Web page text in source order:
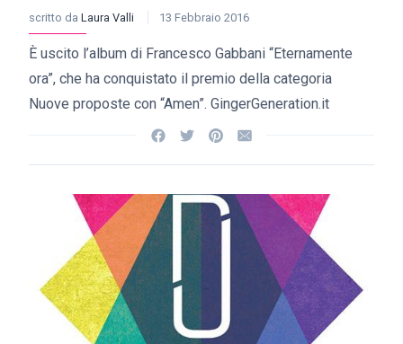
scritto da Laura Valli 13 Febbraio 2016
È uscito l’album di Francesco Gabbani “Eternamente
ora”, che ha conquistato il premio della categoria
Nuove proposte con “Am en ”. GingerGeneration.it